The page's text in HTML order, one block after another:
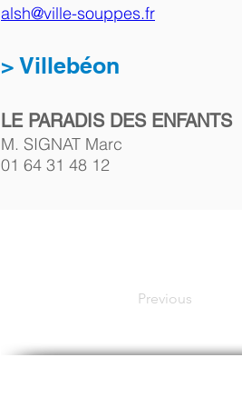
alsh@ville-souppes.fr
> Villebéon
LE PARADIS DES ENFANTS
M. SIGNAT Marc
01 64 31 48 12
Previous